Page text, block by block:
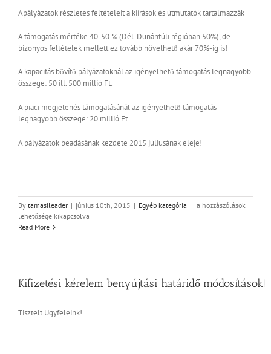
Apályázatok részletes feltételeit a kiírások és útmutatók tartalmazzák
A támogatás mértéke 40-50 % (Dél-Dunántúli régióban 50%), de
bizonyos feltételek mellett ez tovább növelhető akár 70%-ig is!
A kapacitás bővítő pályázatoknál az igényelhető támogatás legnagyobb
összege: 50 ill. 500 millió Ft.
A piaci megjelenés támogatásánál az igényelhető támogatás
legnagyobb összege: 20 millió Ft.
A pályázatok beadásának kezdete 2015 júliusának eleje!
By tamasileader | június 10th, 2015 | Egyéb kategória | GINOP
számára
a hozzászólások
lehetősége kikapcsolva
Read More
Kifizetési kérelem benyújtási határidő módosítások!
Tisztelt Ügyfeleink!